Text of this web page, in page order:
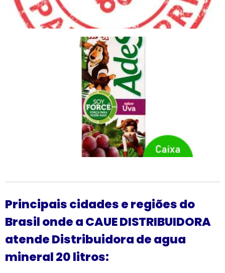
Principais cidades e regiões do
Brasil onde a CAUE DISTRIBUIDORA
atende Distribuidora de agua
mineral 20 litros: